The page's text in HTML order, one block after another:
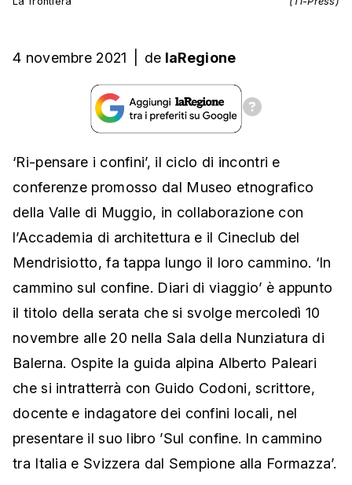
4 novembre 2021 de laRegione
‘Ri-pensare i confini’, il ciclo di incontri e
conferenze promosso dal Museo etnografico
della Valle di Muggio, in collaborazione con
l’Accademia di architettura e il Cineclub del
Mendrisiotto, fa tappa lungo il loro cammino. ‘In
cammino sul confine. Diari di viaggio’ è appunto
il titolo della serata che si svolge mercoledì 10
novembre alle 20 nella Sala della Nunziatura di
Balerna. Ospite la guida alpina Alberto Paleari
che si intratterrà con Guido Codoni, scrittore,
docente e indagatore dei confini locali, nel
presentare il suo libro ’Sul confine. In cammino
tra Italia e Svizzera dal Sempione alla Formazza’.